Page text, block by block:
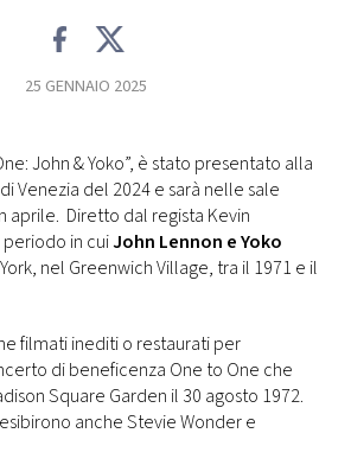
25 GENNAIO 2025
John & Yoko”, è stato presentato alla
Venezia del 2024 e sarà nelle sale
aprile. Diretto dal regista Kevin
in cuiJohn Lennon e Yoko
nel Greenwich Village, tra il 1971 e il
filmati inediti o restaurati per
di beneficenza One to One che
Square Garden il 30 agosto 1972.
anche Stevie Wonder e